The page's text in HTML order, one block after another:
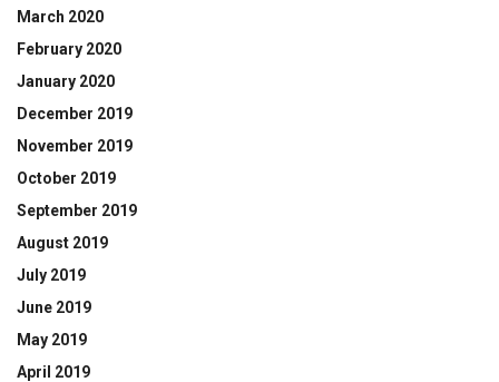
March 2020
February 2020
January 2020
December 2019
November 2019
October 2019
September 2019
August 2019
July 2019
June 2019
May 2019
April 2019